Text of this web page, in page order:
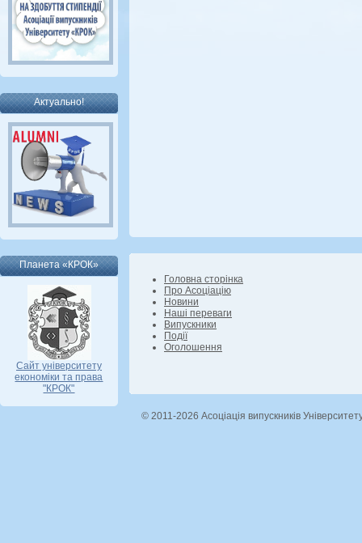
Актуально!
Планета «КРОК»
Сайт університету
економіки та права
"КРОК"
Головна сторінка
Про Асоціацію
Новини
Наші переваги
Випускники
Події
Оголошення
© 2011-2026 Асоціація випускників